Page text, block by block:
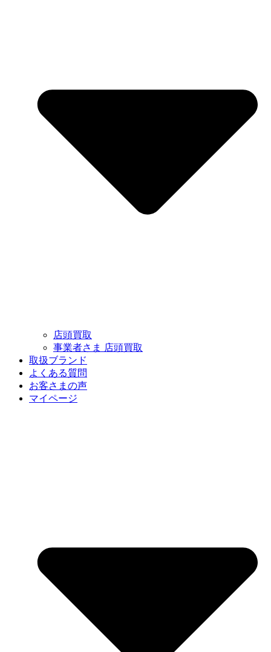
店頭買取
事業者さま 店頭買取
取扱ブランド
よくある質問
お客さまの声
マイページ